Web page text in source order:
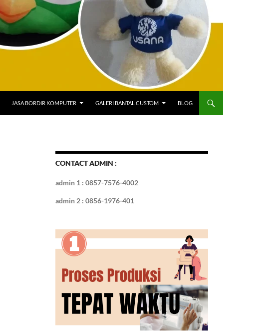
JASA BORDIR KOMPUTER GALERI BANTAL CUSTOM BLOG
CONTACT ADMIN :
admin 1 : 0857-7576-4002
admin 2 : 0856-1976-401